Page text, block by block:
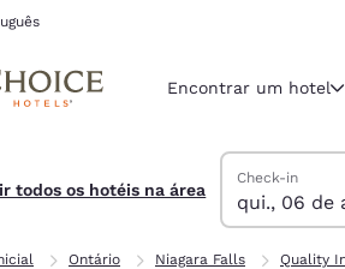
Região e
Português
Encontrar um hotel
todos os hotéis na área
Pesquisar
quinta-feira, 6
Check-in
qui., 06 de
sexta-feira, 7
sexta-feira, 7
quinta-feira, 6
Ontário Niagara Falls Quality